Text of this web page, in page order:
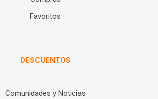
Favoritos
DESCUENTOS
Comunidades y Noticias